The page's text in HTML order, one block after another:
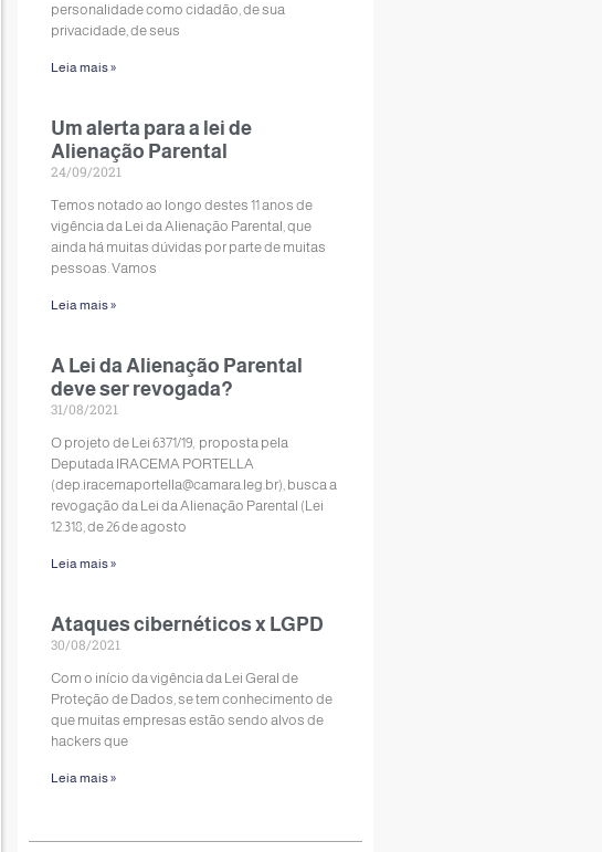
personalidade como cidadão, de sua
privacidade, de seus
Leia mais »
Um alerta para a lei de
Alienação Parental
24/09/2021
Temos notado ao longo destes 11 anos de
vigência da Lei da Alienação Parental, que
ainda há muitas dúvidas por parte de muitas
pessoas. Vamos
Leia mais »
A Lei da Alienação Parental
deve ser revogada?
31/08/2021
O projeto de Lei 6371/19, proposta pela
Deputada IRACEMA PORTELLA
(dep.iracemaportella@camara.leg.br), busca a
revogação da Lei da Alienação Parental (Lei
12.318, de 26 de agosto
Leia mais »
Ataques cibernéticos x LGPD
30/08/2021
Com o início da vigência da Lei Geral de
Proteção de Dados, se tem conhecimento de
que muitas empresas estão sendo alvos de
hackers que
Leia mais »